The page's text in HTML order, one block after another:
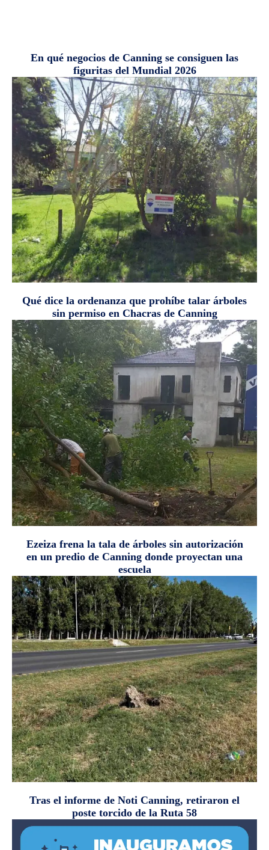
En qué negocios de Canning se consiguen las
figuritas del Mundial 2026
Qué dice la ordenanza que prohíbe talar árboles
sin permiso en Chacras de Canning
Ezeiza frena la tala de árboles sin autorización
en un predio de Canning donde proyectan una
escuela
Tras el informe de Noti Canning, retiraron el
poste torcido de la Ruta 58